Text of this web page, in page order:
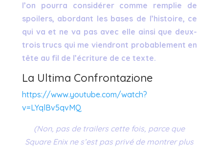
l’on pourra considérer comme remplie de
spoilers, abordant les bases de l’histoire, ce
qui va et ne va pas avec elle ainsi que deux-
trois trucs qui me viendront probablement en
tête au fil de l’écriture de ce texte.
La Ultima Confrontazione
https://www.youtube.com/watch?
v=LYqlBv5qvMQ
(Non, pas de trailers cette fois, parce que
Square Enix ne s’est pas privé de montrer plus